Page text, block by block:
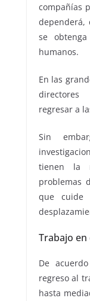
compañías
dependerá,
se
humanos.
En las
directores
regresar a
Sin
tienen la
problemas
que
Trabajo en
De
regreso al
hasta